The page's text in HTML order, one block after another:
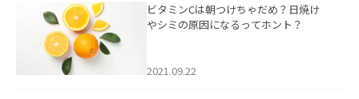
ビタミンCは朝つけちゃだめ？日焼け
やシミの原因になるってホント？
2021.09.22